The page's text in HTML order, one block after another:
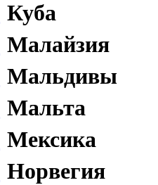
Куба
Малайзия
Мальдивы
Мальта
Мексика
Норвегия